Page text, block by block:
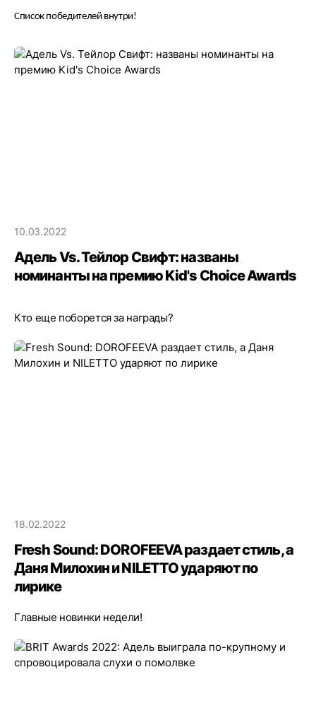
Список победителей внутри!
10.03.2022
Адель Vs. Тейлор Свифт: названы
номинанты на премию Kid's Choice Awards
Кто еще поборется за награды?
18.02.2022
Fresh Sound: DOROFEEVA раздает стиль, а
Даня Милохин и NILETTO ударяют по
лирике
Главные новинки недели!